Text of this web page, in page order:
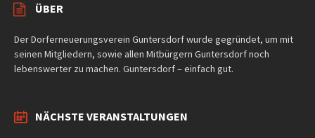
ÜBER
Der Dorferneuerungsverein Guntersdorf wurde gegründet, um mit
seinen Mitgliedern, sowie allen Mitbürgern Guntersdorf noch
lebenswerter zu machen. Guntersdorf – einfach gut.
NÄCHSTE VERANSTALTUNGEN